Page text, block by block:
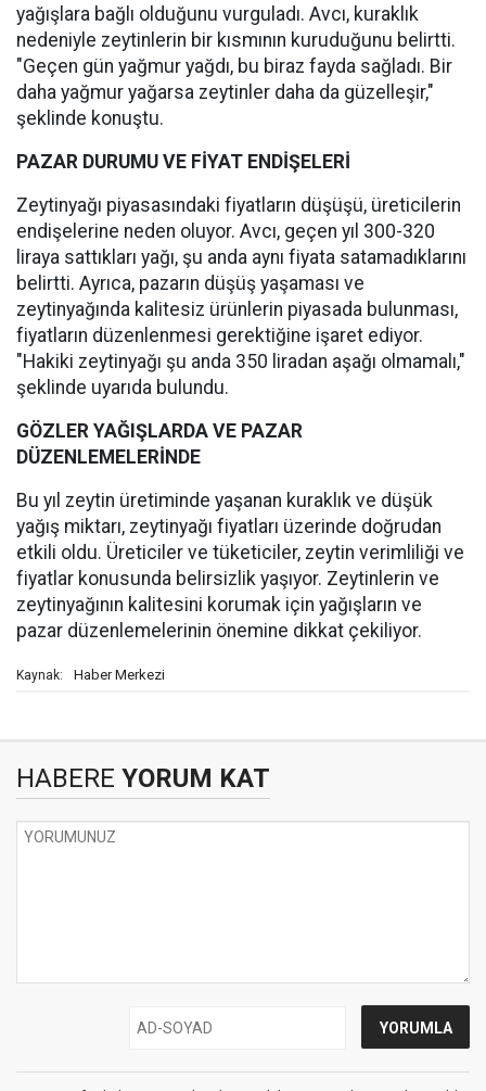
yağışlara bağlı olduğunu vurguladı. Avcı, kuraklık
nedeniyle zeytinlerin bir kısmının kuruduğunu belirtti.
"Geçen gün yağmur yağdı, bu biraz fayda sağladı. Bir
daha yağmur yağarsa zeytinler daha da güzelleşir,"
şeklinde konuştu.
PAZAR DURUMU VE FİYAT ENDİŞELERİ
Zeytinyağı piyasasındaki fiyatların düşüşü, üreticilerin
endişelerine neden oluyor. Avcı, geçen yıl 300-320
liraya sattıkları yağı, şu anda aynı fiyata satamadıklarını
belirtti. Ayrıca, pazarın düşüş yaşaması ve
zeytinyağında kalitesiz ürünlerin piyasada bulunması,
fiyatların düzenlenmesi gerektiğine işaret ediyor.
"Hakiki zeytinyağı şu anda 350 liradan aşağı olmamalı,"
şeklinde uyarıda bulundu.
GÖZLER YAĞIŞLARDA VE PAZAR
DÜZENLEMELERİNDE
Bu yıl zeytin üretiminde yaşanan kuraklık ve düşük
yağış miktarı, zeytinyağı fiyatları üzerinde doğrudan
etkili oldu. Üreticiler ve tüketiciler, zeytin verimliliği ve
fiyatlar konusunda belirsizlik yaşıyor. Zeytinlerin ve
zeytinyağının kalitesini korumak için yağışların ve
pazar düzenlemelerinin önemine dikkat çekiliyor.
Kaynak: Haber Merkezi
HABERE YORUM KAT